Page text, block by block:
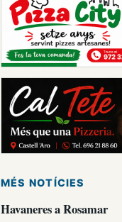
MÉS NOTÍCIES
Havaneres a Rosamar